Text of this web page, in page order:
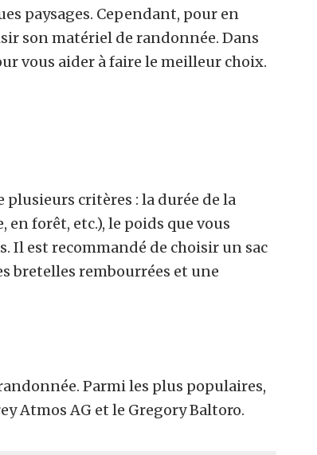
paysages. Cependant, pour en
son matériel de randonnée. Dans
vous aider à faire le meilleur choix.
plusieurs critères : la durée de la
forêt, etc.), le poids que vous
Il est recommandé de choisir un sac
bretelles rembourrées et une
Parmi les plus populaires,
Atmos AG et le Gregory Baltoro.